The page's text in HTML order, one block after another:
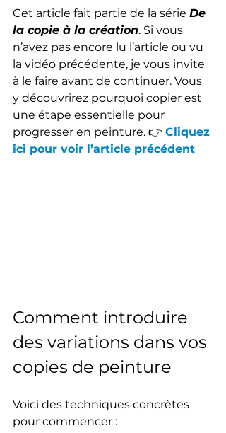
Cet article fait partie de la série De
la copie à la création. Si vous
n’avez pas encore lu l’article ou vu
la vidéo précédente, je vous invite
à le faire avant de continuer. Vous
y découvrirez pourquoi copier est
une étape essentielle pour
progresser en peinture. 👉 Cliquez
ici pour voir l’article précédent
Comment introduire
des variations dans vos
copies de peinture
Voici des techniques concrètes
pour commencer :